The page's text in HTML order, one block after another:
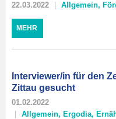
22.03.2022 Allgemein,
MEHR
Interviewer/in für den
Zittau gesucht
01.02.2022
Allgemein, Ergodia,